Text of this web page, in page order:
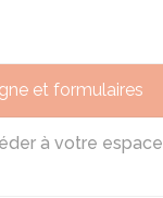
et formulaires
à votre espace